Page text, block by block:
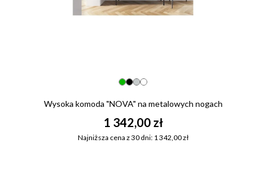
Wysoka komoda "NOVA" na metalowych nogach
1 342,00 zł
Najniższa cena z 30 dni: 1 342,00 zł